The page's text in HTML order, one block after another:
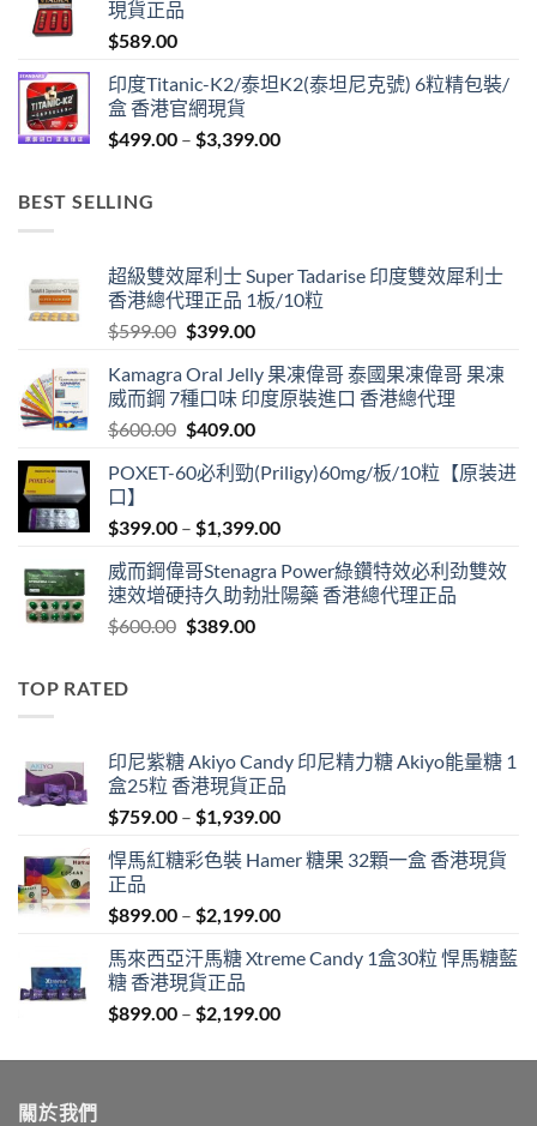
現貨正品
$589.00
印度Titanic-K2/泰坦K2(泰坦尼克號) 6粒精包裝/
盒 香港官網現貨
$499.00 – $3,399.00Price
BEST SELLING
超級雙效犀利士 Super Tadarise 印度雙效犀利士
香港總代理正品 1板/10粒
$599.00 Original
was:
$599.00.
$399.00Current
is:
$399.00.
Kamagra Oral Jelly 果凍偉哥 泰國果凍偉哥 果凍
威而鋼 7種口味 印度原裝進口 香港總代理
$600.00 Original
was:
$409.00Current
is:
POXET-60必利勁(Priligy)60mg/板/10粒【原装进
口】
$399.00 – $1,399.00Price
$399.00
through
威而鋼偉哥Stenagra Power綠鑽特效必利劲雙效
速效增硬持久助勃壯陽藥 香港總代理正品
$600.00 Original
$389.00Current
TOP RATED
印尼紫糖 Akiyo Candy 印尼精力糖 Akiyo能量糖 1
盒25粒 香港現貨正品
$759.00 – $1,939.00Price
$759.00
$1,939.00
悍馬紅糖彩色裝 Hamer 糖果 32顆一盒 香港現貨
正品
$899.00 – $2,199.00Price
$899.00
$2,199.00
馬來西亞汗馬糖 Xtreme Candy 1盒30粒 悍馬糖藍
糖 香港現貨正品
$899.00 – $2,199.00Price
$899.00
關於我們